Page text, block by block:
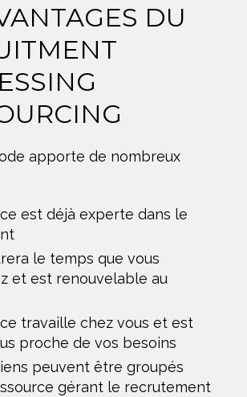
DU
apporte de nombreux
est déjà experte dans le
le temps que vous
et est renouvelable au
travaille chez vous et est
proche de vos besoins
peuvent être groupés
gérant le recrutement